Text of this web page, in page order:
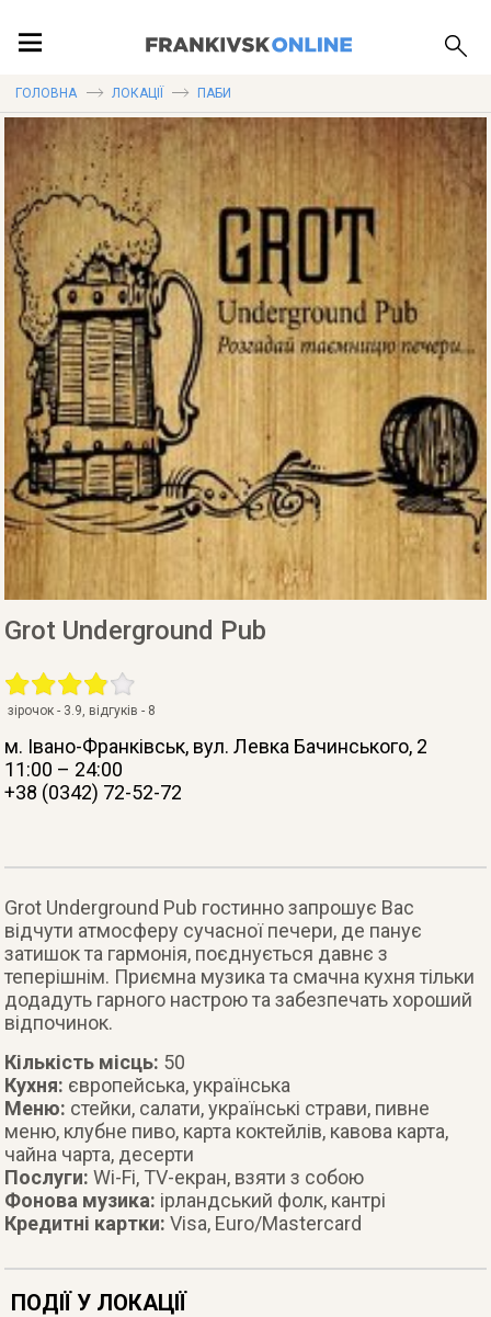
ЛОКАЦІЇ
ПУБЛІКАЦІЇ
ГОЛОВНА ЛОКАЦІЇ ПАБИ
Grot Underground Pub
зірочок - 3.9, відгуків - 8
м. Івано-Франківськ, вул. Левка Бачинського, 2
11:00 – 24:00
+38 (0342) 72-52-72
Grot Underground Pub гостинно запрошує Вас
відчути атмосферу сучасної печери, де панує
затишок та гармонія, поєднується давнє з
теперішнім. Приємна музика та смачна кухня тільки
додадуть гарного настрою та забезпечать хороший
відпочинок.
Кількість місць: 50
Кухня: європейська, українська
Меню: стейки, салати, українські страви, пивне
меню, клубне пиво, карта коктейлів, кавова карта,
чайна чарта, десерти
Послуги:Wi-Fi, TV-екран, взяти з собою
Фонова музика: ірландський фолк, кантрі
Кредитні картки:Visa, Euro/Mastercard
ПОДІЇ У ЛОКАЦІЇ